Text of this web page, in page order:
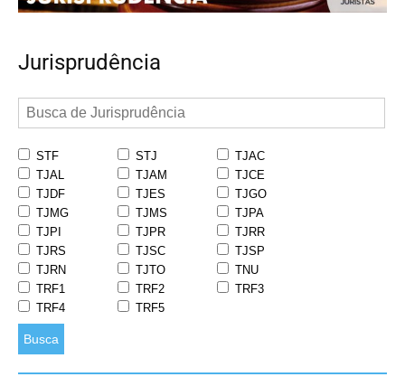
Jurisprudência
STF STJ
TJAC
TJAL
TJAM
TJCE
TJDF
TJES
TJGO
TJMG
TJMS
TJPA
TJPI
TJPR
TJRR
TJRS
TJSC
TJSP
TJRN
TJTO
TNU
TRF1
TRF2
TRF3
TRF4
TRF5
Busca